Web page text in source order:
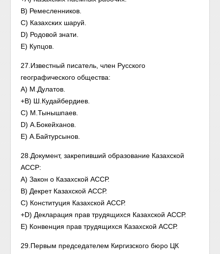
В) Ремесленников.
С) Казахских шаруй.
D) Родовой знати.
E) Купцов.
27.Известный писатель, член Русского
географического общества:
А) М.Дулатов.
+В) Ш.Кудайбердиев.
С) М.Тынышпаев.
D) А.Бокейханов.
Е) А.Байтурсынов.
28.Документ, закрепивший образование Казахской
АССР:
А) Закон о Казахской АССР.
В) Декрет Казахской АССР.
С) Конституция Казахской АССР.
+D) Декларация прав трудящихся Казахской АССР.
E) Конвенция прав трудящихся Казахской АССР.
29.Первым председателем Киргизского бюро ЦК